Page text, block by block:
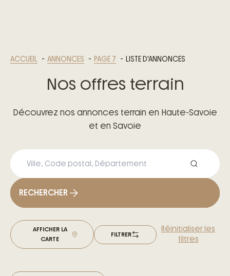
ACCUEIL ANNONCES PAGE 7 LISTE D'ANNONCES
Nos offres terrain
Découvrez nos annonces terrain en Haute-Savoie
et en Savoie
RECHERCHER
AFFICHER LA
CARTE
FILTRER
Réinitialiser les
filtres